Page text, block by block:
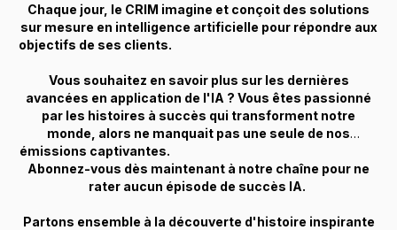
Chaque jour, le CRIM imagine et conçoit des solutions
sur mesure en intelligence artificielle pour répondre aux
objectifs de ses clients.
Vous souhaitez en savoir plus sur les dernières
avancées en application de l'IA ? Vous êtes passionné
par les histoires à succès qui transforment notre
monde, alors ne manquait pas une seule de nos
émissions captivantes.
Abonnez-vous dès maintenant à notre chaîne pour ne
rater aucun épisode de succès IA.
Partons ensemble à la découverte d'histoire inspirante